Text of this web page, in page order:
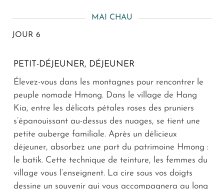
MAI CHAU
JOUR 6
PETIT-DÉJEUNER, DÉJEUNER
Élevez-vous dans les montagnes pour rencontrer le
peuple nomade Hmong. Dans le village de Hang
Kia, entre les délicats pétales roses des pruniers
s’épanouissant au-dessus des nuages, se tient une
petite auberge familiale. Après un délicieux
déjeuner, absorbez une part du patrimoine Hmong :
le batik. Cette technique de teinture, les femmes du
village vous l’enseignent. La cire sous vos doigts
dessine un souvenir qui vous accompagnera au long